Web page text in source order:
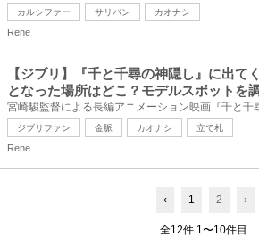
カルシファー サリバン カオナシ
Rene
【ジブリ】『千と千尋の神隠し』に出
となった場所はどこ？モデルスポットを
ジブリファン 金脈 カオナシ 立て札
Rene
‹ 1 2 ›
全12件 1〜10件目